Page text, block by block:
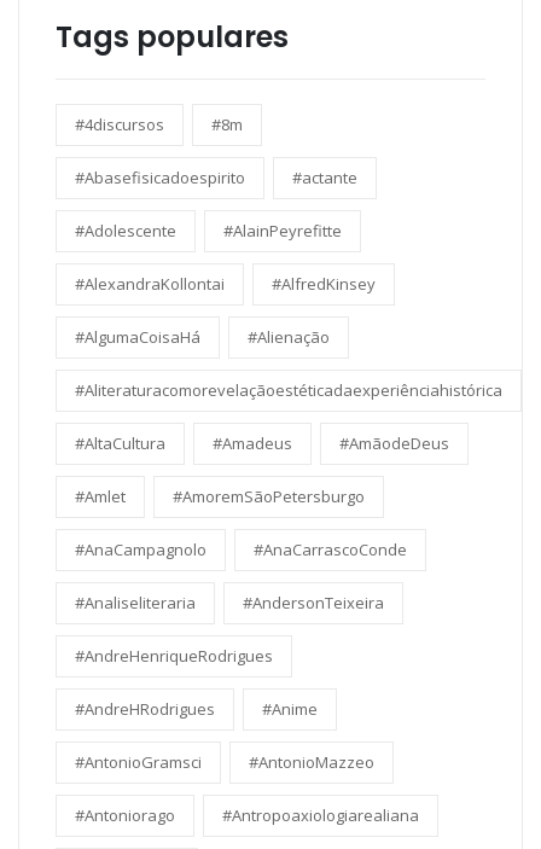
Tags populares
#4discursos #8m
#Abasefisicadoespirito #actante
#Adolescente #AlainPeyrefitte
#AlexandraKollontai #AlfredKinsey
#AlgumaCoisaHá #Alienação
#Aliteraturacomorevelaçãoestéticadaexperiênciahistórica
#AltaCultura #Amadeus #AmãodeDeus
#Amlet #AmoremSãoPetersburgo
#AnaCampagnolo #AnaCarrascoConde
#Analiseliteraria #AndersonTeixeira
#AndreHenriqueRodrigues
#AndreHRodrigues #Anime
#AntonioGramsci #AntonioMazzeo
#Antoniorago #Antropoaxiologiarealiana